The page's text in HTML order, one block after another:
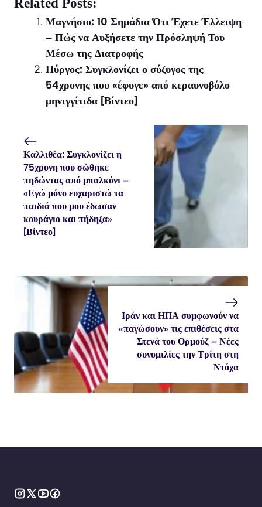
(Twitter)
Related Posts:
Μαγνήσιο: 10 Σημάδια Ότι Έχετε Έλλειψη
– Πώς να Αυξήσετε την Πρόσληψή Του
Μέσω της Διατροφής
Πύργος: Συγκλονίζει ο σύζυγος της
54χρονης που «έφυγε» από κεραυνοβόλο
μηνιγγίτιδα [Βίντεο]
Καλλιθέα: Συγκλονίζει η
75χρονη που σώθηκε
πηδώντας από μπαλκόνι –
«Εγώ μόνο ευχαριστώ τα
παιδιά που μου έδωσαν
κουράγιο και πήδηξα»
[Βίντεο]
Ιράν και ΗΠΑ συμφωνούν να
«παγώσουν» τις επιθέσεις στα
Στενά του Ορμούζ – Νέες
συνομιλίες την Τρίτη στη
Ντόχα